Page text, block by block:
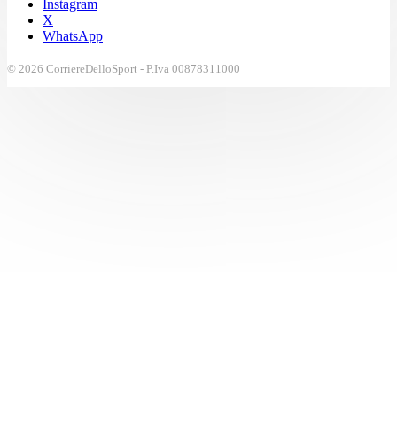
Instagram
X
WhatsApp
© 2026 CorriereDelloSport - P.Iva 00878311000